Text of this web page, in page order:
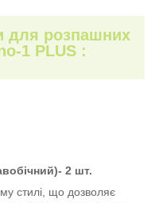
для розпашних
1 PLUS :
2 шт.
стилі, що дозволяє